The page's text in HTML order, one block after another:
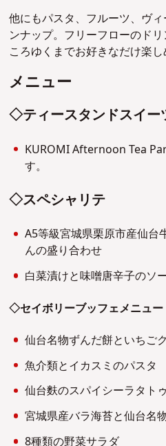
他にもパスタ、フルーツ、ヴ
ンナップ。フリーフローのド
ころゆくまでお好きなだけ楽し
メニュー
◇ティースタンドスイー
KUROMI Afternoon Tea
す。
◇スペシャリテ
A5等級宮城県栗原市産仙台
んの盛り合わせ
白菜漬けと味噌唐辛子のソ
◇セイボリーブッフェメニュー
仙台名物ずんだ餅といちご
魚介類とイカスミのパスタ
仙台麩のスパイシーラタト
宮城県産バラ海苔と仙台名
8種類の野菜サラダ